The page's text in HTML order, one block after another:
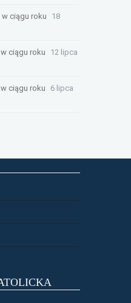
w ciągu roku
18
ciągu roku
12 lipca
ciągu roku
6 lipca